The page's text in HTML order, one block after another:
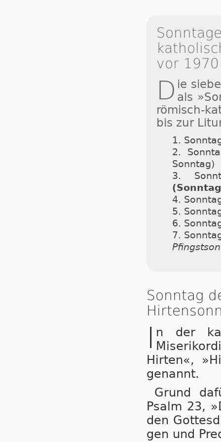
vor 1970
D ie
als
römisch-
bis zur
1.
2.
Sonntag)
3.
4.
5.
6.
7.
Sonntag
I n der
Hir­ten«,
ge­nannt.
Grund
Psalm 23,
den
gen und